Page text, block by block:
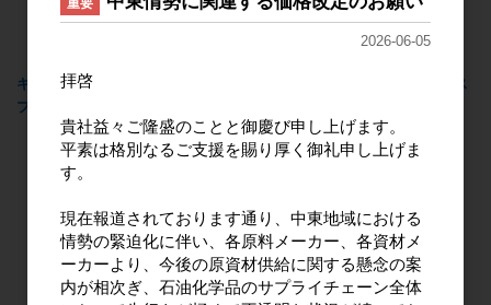
キッチンクラブアルコール除菌ス
プレー 詰替用720ml
キッチンクラブアルコール除菌ス
2026-06-05
拝啓
貴社益々ご隆盛のことと御慶び申し上げます。
平素は格別なるご支援を賜り厚く御礼申し上げま
す。
現在報道されております通り、中東地域における
情勢の緊迫化に伴い、各原料メーカー、各資材メ
ーカーより、今後の原資材供給に関する懸念の案
内が相次ぎ、石油化学品のサプライチェーン全体